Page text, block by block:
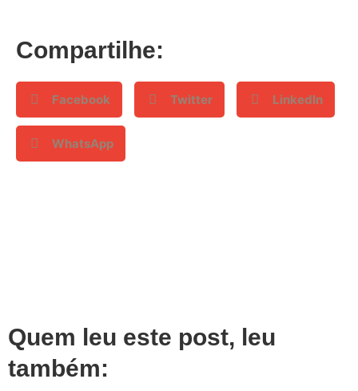
Compartilhe:
Facebook Twitter LinkedIn
WhatsApp
Quem leu este post, leu
também: